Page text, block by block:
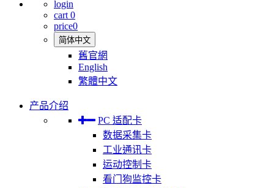
login
cart 0
price0
简体中文
舊官網
English
繁體中文
产品介绍
PC 适配卡
数据采集卡
工业通讯卡
运动控制卡
看门狗监控卡